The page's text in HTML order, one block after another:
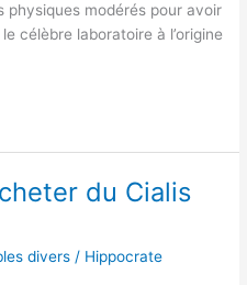
physiques modérés pour avoir
célèbre laboratoire à l’origine
du Cialis
divers / Hippocrate